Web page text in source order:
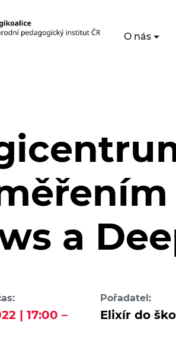
O nás
a
| 17:00 –
Pořadatel:
Elixír do